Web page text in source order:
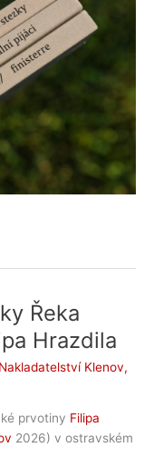
Řeka
Hrazdila
Nakladatelství Klenov,
prvotiny Filipa
2026) v ostravském